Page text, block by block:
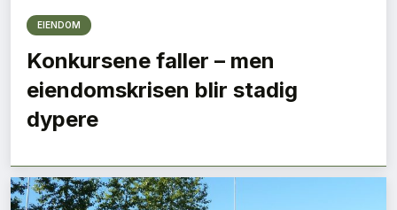
EIENDOM
Konkursene faller – men
eiendomskrisen blir stadig
dypere